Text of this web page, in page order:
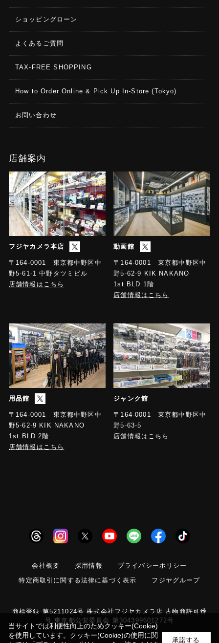
ショッピングローン
よくあるご質問
TAX-FREE SHOPPING
How to Order Online & Pick Up In-Store (Tokyo)
お問い合わせ
店舗案内
フジヤカメラ本店
〒164-0001 東京都中野区中
野5-61-1 中野タツミビル
店舗情報はこちら
動画館
〒164-0001 東京都中野区中
野5-62-9 KIK NAKANO
1st.BLD 1階
店舗情報はこちら
用品館
〒164-0001 東京都中野区中
野5-62-9 KIK NAKANO
1st.BLD 2階
店舗情報はこちら
ジャンク館
〒164-0001 東京都中野区中
野5-63-5
店舗情報はこちら
会社概要 採用情報
プライバシーポリシー
特定商取引に関する法律に基づく表示
フジヤグループ
商標登録 第5211024号 株式会社フジヤカメラ店 古物商許可番
号 東京都公安委員会 第304399601272号
当サイトでは利便性向上のためクッキー(Cookie)
を使用しています。クッキー(Cookie)の使用に関
承諾する